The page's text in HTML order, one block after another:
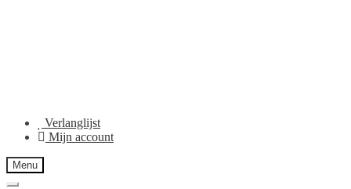
Verlanglijst
Mijn account
Menu